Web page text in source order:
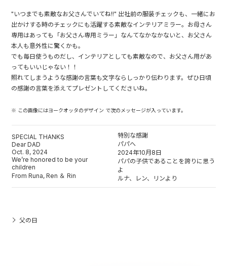
"いつまでも素敵なお父さんでいてね!!" 出社前の服装チェックも、一緒にお
出かけする時のチェックにも活躍する素敵なインテリアミラー。お母さん
専用はあっても「お父さん専用ミラー」なんてなかなかないと、お父さん
本人も意外性に驚くかも。
でも毎日使うものだし、インテリアとしても素敵なので、お父さん用があ
ってもいいじゃない！！
照れてしまうような感謝の言葉も文字ならしっかり伝わります。ぜひ日頃
の感謝の言葉を添えてプレゼントしてくださいね。
※ この画像にはヨークオッタのデザイン で次のメッセージが入っています。
SPECIAL THANKS
Dear DAD
Oct. 8, 2024
We’re honored to be your
children
From Runa, Ren ＆ Rin
特別な感謝
パパへ
2024年10月8日
パパの子供であることを誇りに思う
よ
ルナ、レン、リンより
父の日